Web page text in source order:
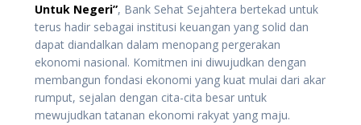
Untuk Negeri”, Bank Sehat Sejahtera bertekad untuk
terus hadir sebagai institusi keuangan yang solid dan
dapat diandalkan dalam menopang pergerakan
ekonomi nasional. Komitmen ini diwujudkan dengan
membangun fondasi ekonomi yang kuat mulai dari akar
rumput, sejalan dengan cita-cita besar untuk
mewujudkan tatanan ekonomi rakyat yang maju.